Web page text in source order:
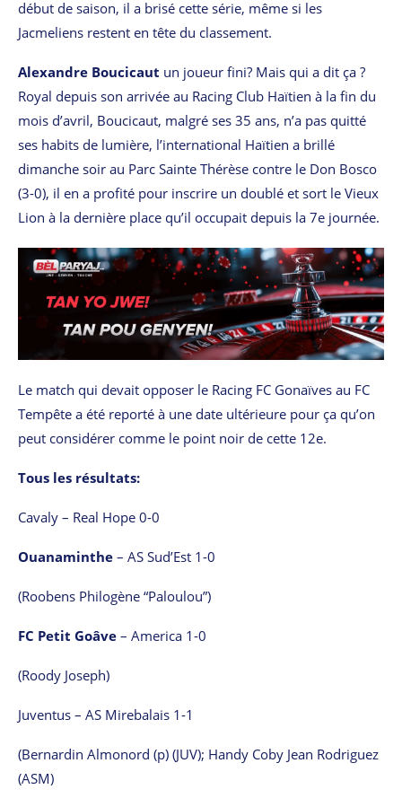
début de saison, il a brisé cette série, même si les
Jacmeliens restent en tête du classement.
Alexandre Boucicaut un joueur fini? Mais qui a dit ça ?
Royal depuis son arrivée au Racing Club Haïtien à la fin du
mois d’avril, Boucicaut, malgré ses 35 ans, n’a pas quitté
ses habits de lumière, l’international Haïtien a brillé
dimanche soir au Parc Sainte Thérèse contre le Don Bosco
(3-0), il en a profité pour inscrire un doublé et sort le Vieux
Lion à la dernière place qu’il occupait depuis la 7e journée.
Le match qui devait opposer le Racing FC Gonaïves au FC
Tempête a été reporté à une date ultérieure pour ça qu’on
peut considérer comme le point noir de cette 12e.
Tous les résultats:
Cavaly – Real Hope 0-0
Ouanaminthe – AS Sud’Est 1-0
(Roobens Philogène “Paloulou”)
FC Petit Goâve – America 1-0
(Roody Joseph)
Juventus – AS Mirebalais 1-1
(Bernardin Almonord (p) (JUV); Handy Coby Jean Rodriguez
(ASM)